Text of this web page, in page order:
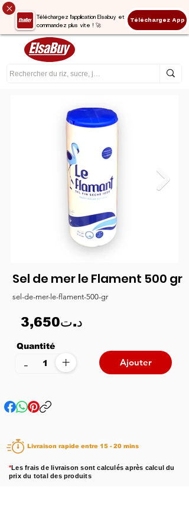
Téléchargez l'application Elsabuy et
commandez plus vite ! 🚀
Téléchargez App
Sel de mer le Flament 500 gr
sel-de-mer-le-flament-500-gr
3,650د.ت
Quantité
+
- Ajouter
Livraison rapide entre 15 - 20 mins
*Les frais de livraison sont calculés après calcul du
prix du total des produits